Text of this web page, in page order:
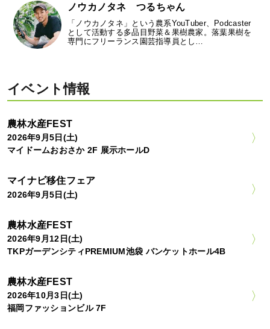
ノウカノタネ つるちゃん
「ノウカノタネ」という農系YouTuber、Podcaster
として活動する多品目野菜＆果樹農家。落葉果樹を
専門にフリーランス園芸指導員とし…
イベント情報
農林水産FEST
2026年9月5日(土)
マイドームおおさか 2F 展示ホールD
マイナビ移住フェア
2026年9月5日(土)
農林水産FEST
2026年9月12日(土)
TKPガーデンシティPREMIUM池袋 バンケットホール4B
農林水産FEST
2026年10月3日(土)
福岡ファッションビル 7F